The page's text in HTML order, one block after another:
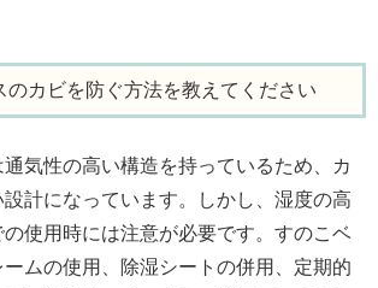
のカビを防ぐ方法を教えてください
気性の高い構造を持っているため、カ
設計になっています。しかし、湿度の高
使用時には注意が必要です。すのこベ
ムの使用、除湿シートの併用、定期的